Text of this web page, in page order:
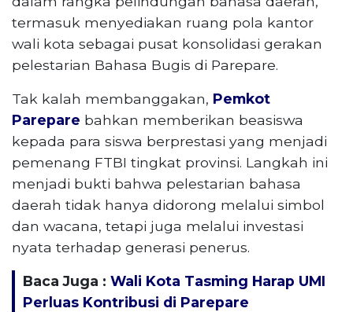
termasuk menyediakan ruang pola kantor
wali kota sebagai pusat konsolidasi gerakan
pelestarian Bahasa Bugis di Parepare.
Tak kalah membanggakan, Pemkot
Parepare bahkan memberikan beasiswa
kepada para siswa berprestasi yang menjadi
pemenang FTBI tingkat provinsi. Langkah ini
menjadi bukti bahwa pelestarian bahasa
daerah tidak hanya didorong melalui simbol
dan wacana, tetapi juga melalui investasi
nyata terhadap generasi penerus.
Baca Juga : Wali Kota Tasming Harap UMI
Perluas Kontribusi di Parepare